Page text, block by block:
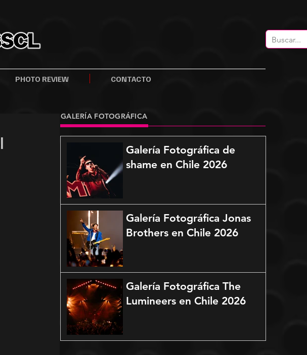
PHOTO REVIEW CONTACTO
GALERÍA FOTOGRÁFICA
Galería Fotográfica de
shame en Chile 2026
Galería Fotográfica Jonas
Brothers en Chile 2026
Galería Fotográfica The
Lumineers en Chile 2026